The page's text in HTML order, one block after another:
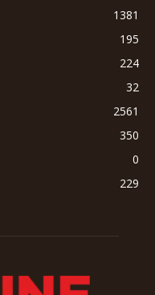
1381
195
224
32
2561
350
0
229